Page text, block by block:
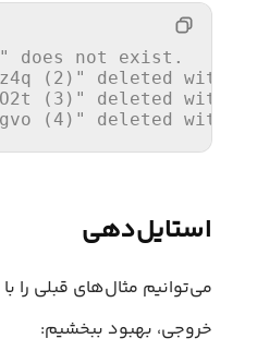
does not exist.
(2)"
deleted with
(3)"
deleted with
(4)" deleted with
استایل‌دهی
می‌توانیم مثال‌های قبلی را
خروجی، بهبود ببخشیم: